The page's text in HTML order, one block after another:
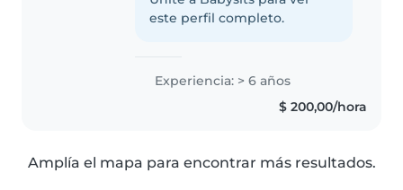
este perfil completo.
Experiencia: > 6 años
$ 200,00/hora
Amplía el mapa para encontrar más resultados.